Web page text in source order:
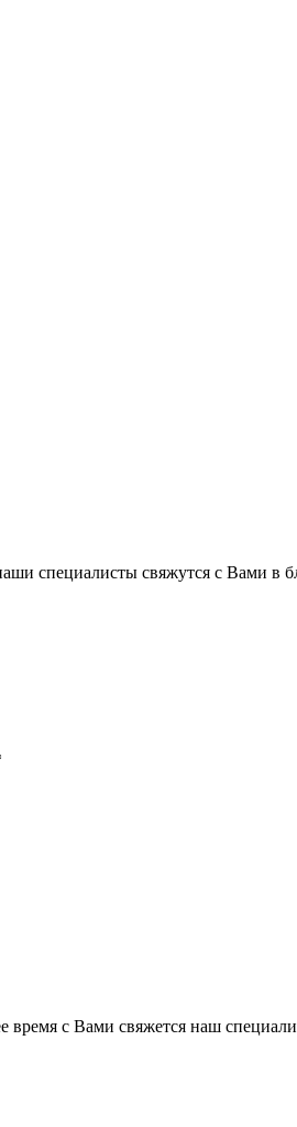
специалисты свяжутся с Вами в
с Вами свяжется наш